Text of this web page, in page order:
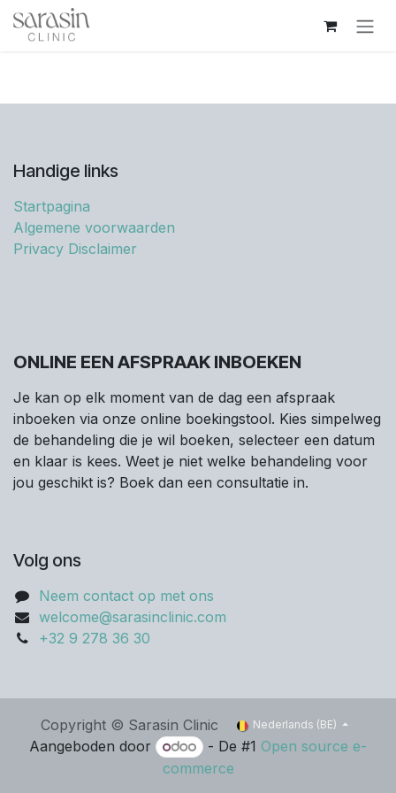
Overslaan naar inhoud
Handige links
Startpagina
Algemene voorwaarden
Privacy Disclaimer
ONLINE EEN AFSPRAAK INBOEKEN
Je kan op elk moment van de dag een afspraak
inboeken via onze online boekingstool. Kies simpelweg
de behandeling die je wil boeken, selecteer een datum
en klaar is kees. Weet je niet welke behandeling voor
jou geschikt is? Boek dan een consultatie in.
Volg ons
Neem contact op met ons
welcome@sarasinclinic.com
+32 9 278 36 30
Copyright © Sarasin Clinic Nederlands (BE)
Aangeboden door - De #1 Open source e-
commerce